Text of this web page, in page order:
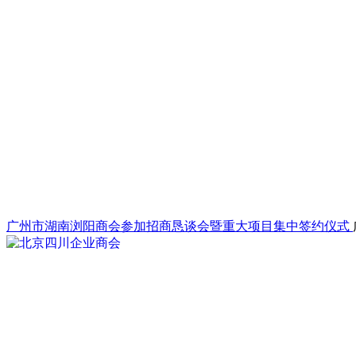
广州市湖南浏阳商会参加招商恳谈会暨重大项目集中签约仪式
2